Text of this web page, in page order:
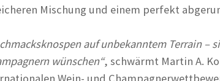
Mischung und einem perfekt
auf unbekanntem Terrain –
wünschen“, schwärmt Martin A.